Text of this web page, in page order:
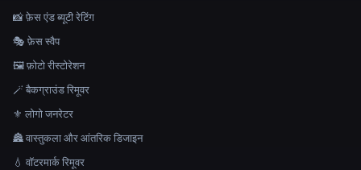
📸 फ़ेस एंड ब्यूटी रेटिंग
🎭 फ़ेस स्वैप
🖼️ फ़ोटो रीस्टोरेशन
🪄 बैकग्राउंड रिमूवर
⚜️ लोगो जनरेटर
🏯 वास्तुकला और आंतरिक डिजाइन
💧 वॉटरमार्क रिमूवर